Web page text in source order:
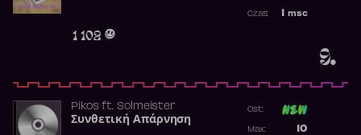
9.
1 102
msc
Czas:
Pikosft. Solmeister
Συνθετική Απάρνηση
Ost:
10
Max: